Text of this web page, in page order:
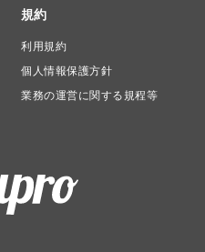
規約
利用規約
個人情報保護方針
業務の運営に関する規程等